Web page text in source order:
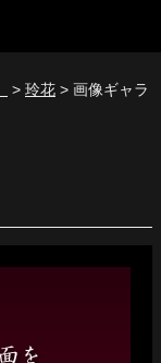
> 玲花 > 画像ギャラ